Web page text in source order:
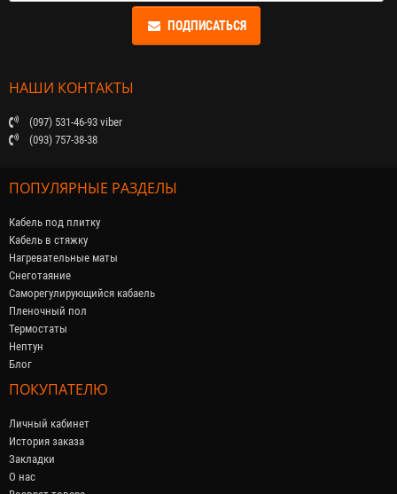
ПОДПИСАТЬСЯ
НАШИ КОНТАКТЫ
(097) 531-46-93 viber
(093) 757-38-38
ПОПУЛЯРНЫЕ РАЗДЕЛЫ
Кабель под плитку
Кабель в стяжку
Нагревательные маты
Снеготаяние
Саморегулирующийся кабaель
Пленочный пол
Термостаты
Нептун
Блог
ПОКУПАТЕЛЮ
Личный кабинет
История заказа
Закладки
О нас